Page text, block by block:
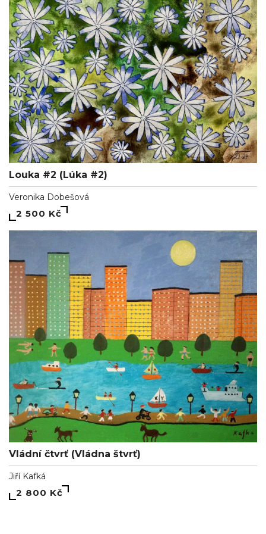
Louka #2 (Lúka #2)
Veronika Dobešová
2 500 Kč
Vládní čtvrť (Vládna štvrť)
Jiří Kafká
2 800 Kč